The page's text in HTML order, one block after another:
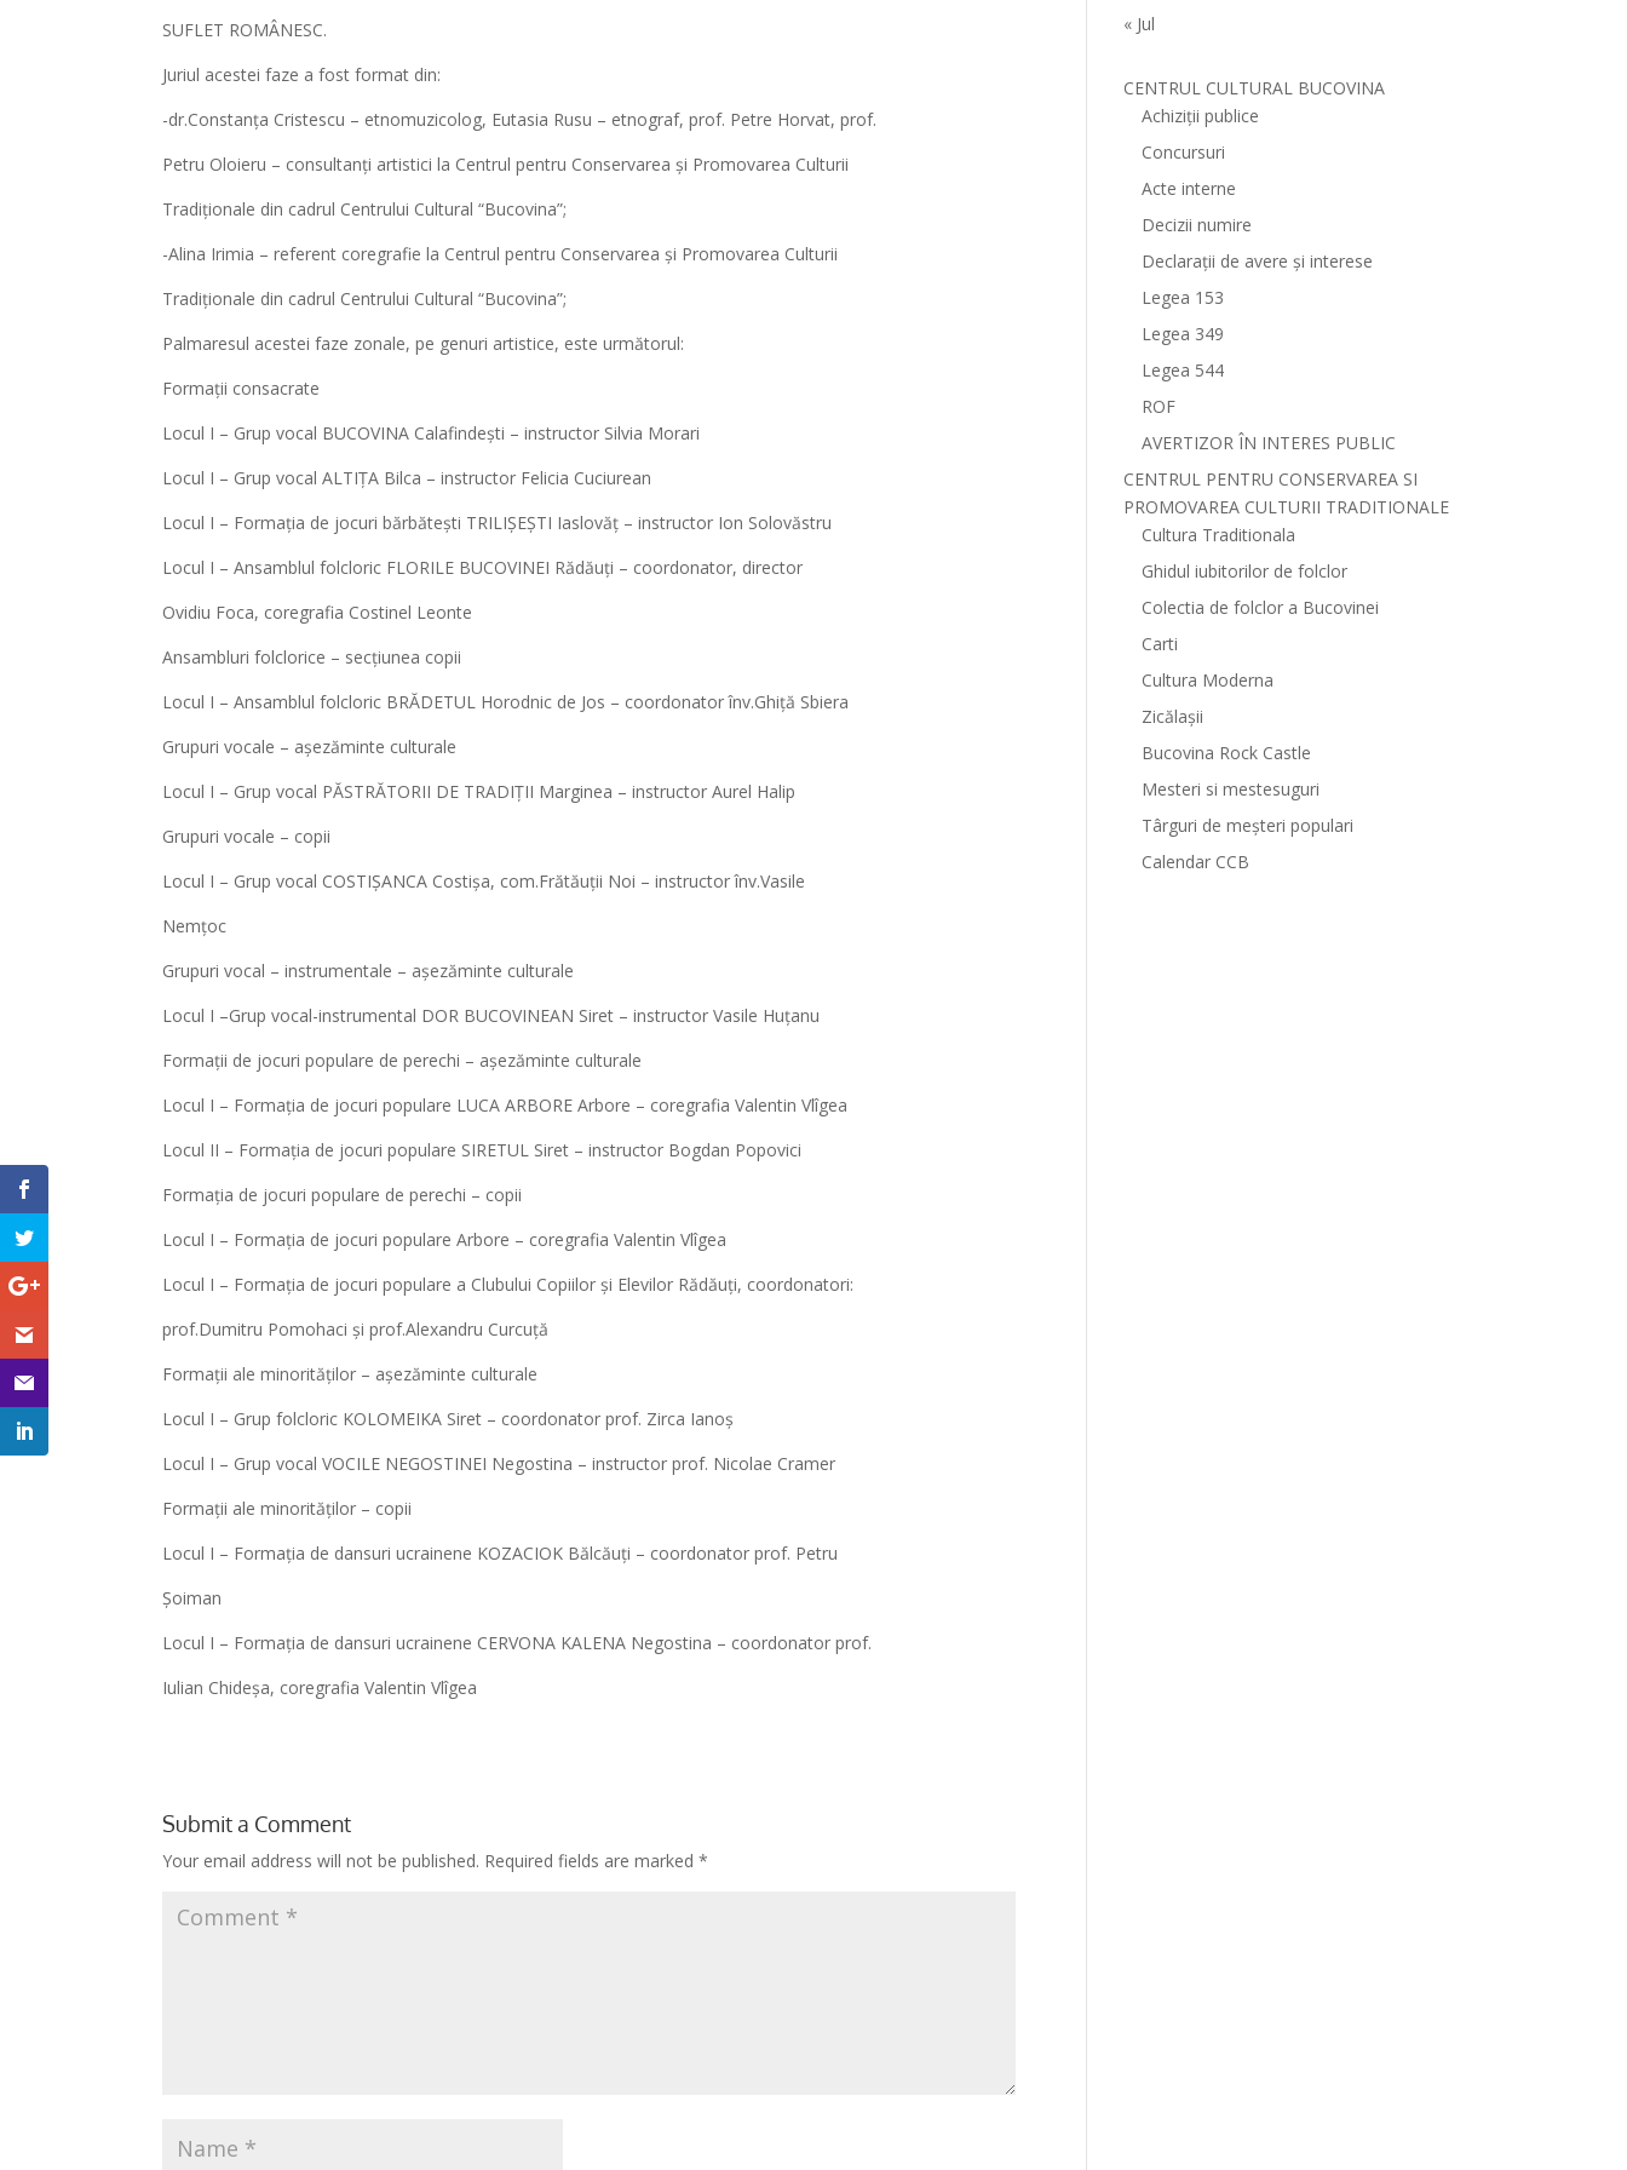
SUFLET ROMÂNESC.
Juriul acestei faze a fost format din:
-dr.Constanța Cristescu – etnomuzicolog, Eutasia Rusu – etnograf, prof. Petre Horvat, prof.
Petru Oloieru – consultanți artistici la Centrul pentru Conservarea și Promovarea Culturii
Tradiționale din cadrul Centrului Cultural “Bucovina”;
-Alina Irimia – referent coregrafie la Centrul pentru Conservarea și Promovarea Culturii
Tradiționale din cadrul Centrului Cultural “Bucovina”;
Palmaresul acestei faze zonale, pe genuri artistice, este următorul:
Formații consacrate
Locul I – Grup vocal BUCOVINA Calafindești – instructor Silvia Morari
Locul I – Grup vocal ALTIȚA Bilca – instructor Felicia Cuciurean
Locul I – Formația de jocuri bărbătești TRILIȘEȘTI Iaslovăț – instructor Ion Solovăstru
Locul I – Ansamblul folcloric FLORILE BUCOVINEI Rădăuți – coordonator, director
Ovidiu Foca, coregrafia Costinel Leonte
Ansambluri folclorice – secțiunea copii
Locul I – Ansamblul folcloric BRĂDETUL Horodnic de Jos – coordonator înv.Ghiță Sbiera
Grupuri vocale – așezăminte culturale
Locul I – Grup vocal PĂSTRĂTORII DE TRADIȚII Marginea – instructor Aurel Halip
Grupuri vocale – copii
Locul I – Grup vocal COSTIȘANCA Costișa, com.Frătăuții Noi – instructor înv.Vasile
Nemțoc
Grupuri vocal – instrumentale – așezăminte culturale
Locul I –Grup vocal-instrumental DOR BUCOVINEAN Siret – instructor Vasile Huțanu
Formații de jocuri populare de perechi – așezăminte culturale
Locul I – Formația de jocuri populare LUCA ARBORE Arbore – coregrafia Valentin Vlîgea
Locul II – Formația de jocuri populare SIRETUL Siret – instructor Bogdan Popovici
Formația de jocuri populare de perechi – copii
Locul I – Formația de jocuri populare Arbore – coregrafia Valentin Vlîgea
Locul I – Formația de jocuri populare a Clubului Copiilor și Elevilor Rădăuți, coordonatori:
prof.Dumitru Pomohaci și prof.Alexandru Curcuță
Formații ale minorităților – așezăminte culturale
Locul I – Grup folcloric KOLOMEIKA Siret – coordonator prof. Zirca Ianoș
Locul I – Grup vocal VOCILE NEGOSTINEI Negostina – instructor prof. Nicolae Cramer
Formații ale minorităților – copii
Locul I – Formația de dansuri ucrainene KOZACIOK Bălcăuți – coordonator prof. Petru
Șoiman
Locul I – Formația de dansuri ucrainene CERVONA KALENA Negostina – coordonator prof.
Iulian Chideșa, coregrafia Valentin Vlîgea
Submit a Comment
Your email address will not be published. Required fields are marked*
« Jul
CENTRUL CULTURAL BUCOVINA
Achiziții publice
Concursuri
Acte interne
Decizii numire
Declarații de avere și interese
Legea 153
Legea 349
Legea 544
ROF
AVERTIZOR ÎN INTERES PUBLIC
CENTRUL PENTRU CONSERVAREA SI
PROMOVAREA CULTURII TRADITIONALE
Cultura Traditionala
Ghidul iubitorilor de folclor
Colectia de folclor a Bucovinei
Carti
Cultura Moderna
Zicălașii
Bucovina Rock Castle
Mesteri si mestesuguri
Târguri de meșteri populari
Calendar CCB